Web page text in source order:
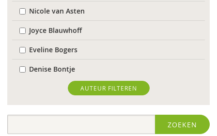
Nicole van Asten
Joyce Blauwhoff
Eveline Bogers
Denise Bontje
Caroline Boudry
Iris Brandsteder
AUTEUR FILTEREN
ZOEKEN